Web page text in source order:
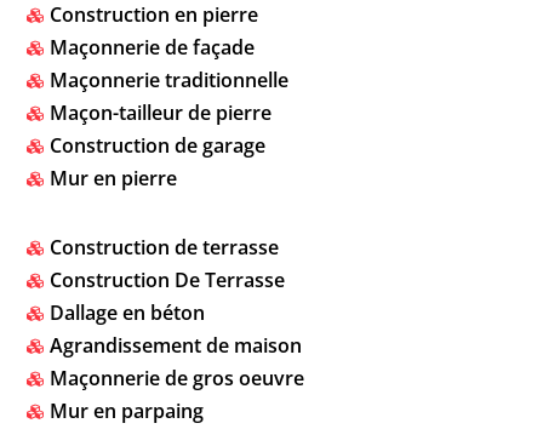
 Construction en pierre
 Maçonnerie de façade
 Maçonnerie traditionnelle
 Maçon-tailleur de pierre
 Construction de garage
 Mur en pierre
 Construction de terrasse
 Construction De Terrasse
 Dallage en béton
 Agrandissement de maison
 Maçonnerie de gros oeuvre
 Mur en parpaing